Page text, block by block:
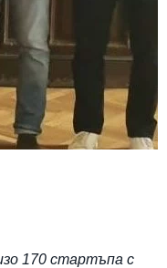
170 стартъпа с